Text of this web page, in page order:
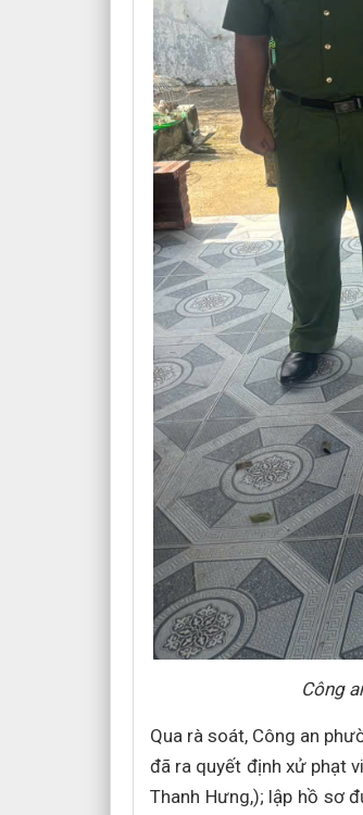
Công
Qua rà soát, Công an
đã ra quyết định xử phạt
Thanh Hưng,); lập hồ sơ